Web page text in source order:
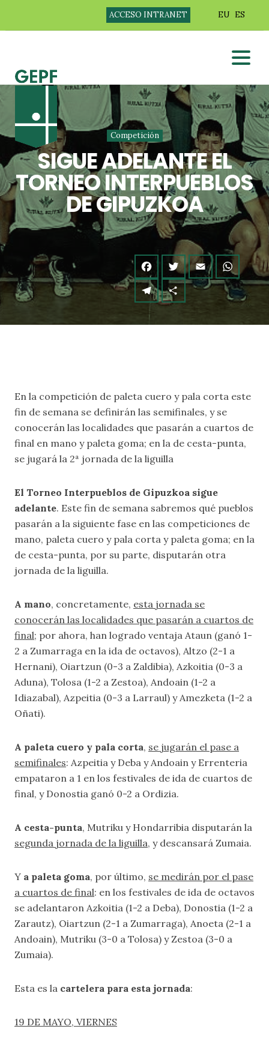
ACCESO INTRANET EU ES
Competición
SIGUE ADELANTE EL
TORNEO INTERPUEBLOS
DE GIPUZKOA
En la competición de paleta cuero y pala corta este
fin de semana se definirán las semifinales, y se
conocerán las localidades que pasarán a cuartos de
final en mano y paleta goma; en la de cesta-punta,
se jugará la 2ª jornada de la liguilla
El Torneo Interpueblos de Gipuzkoa sigue
adelante. Este fin de semana sabremos qué pueblos
pasarán a la siguiente fase en las competiciones de
mano, paleta cuero y pala corta y paleta goma; en la
de cesta-punta, por su parte, disputarán otra
jornada de la liguilla.
A mano, concretamente, esta jornada se
conocerán las localidades que pasarán a cuartos de
final; por ahora, han logrado ventaja Ataun (ganó 1-
2 a Zumarraga en la ida de octavos), Altzo (2-1 a
Hernani), Oiartzun (0-3 a Zaldibia), Azkoitia (0-3 a
Aduna), Tolosa (1-2 a Zestoa), Andoain (1-2 a
Idiazabal), Azpeitia (0-3 a Larraul) y Amezketa (1-2 a
Oñati).
A paleta cuero y pala corta, se jugarán el pase a
semifinales: Azpeitia y Deba y Andoain y Errenteria
empataron a 1 en los festivales de ida de cuartos de
final, y Donostia ganó 0-2 a Ordizia.
A cesta-punta, Mutriku y Hondarribia disputarán la
segunda jornada de la liguilla, y descansará Zumaia.
Y a paleta goma, por último, se medirán por el pase
a cuartos de final: en los festivales de ida de octavos
se adelantaron Azkoitia (1-2 a Deba), Donostia (1-2 a
Zarautz), Oiartzun (2-1 a Zumarraga), Anoeta (2-1 a
Andoain), Mutriku (3-0 a Tolosa) y Zestoa (3-0 a
Zumaia).
Esta es la cartelera para esta jornada:
19 DE MAYO, VIERNES